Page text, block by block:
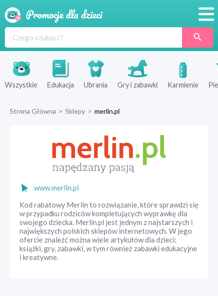
Produkty
Sklepy
Wszystkie Edukacja Ubrania Gry i zabawki Karmienie
Strona Główna > Sklepy > merlin.pl
www.merlin.pl
Kod rabatowy Merlin to rozwiązanie, które sprawdzi się
w przypadku rodziców kompletujących wyprawkę dla
swojego dziecka. Merlin.pl jest jednym z najstarszych i
największych polskich sklepów internetowych. W jego
ofercie znaleźć można wiele artykułów dla dzieci:
książki, gry, zabawki, w tym również zabawki edukacyjne
i kreatywne.